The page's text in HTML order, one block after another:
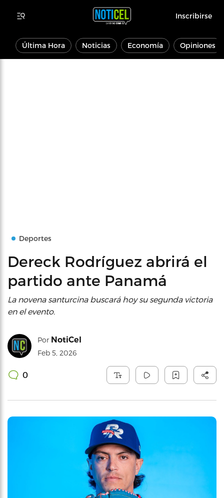
Inscribirse
Última Hora Noticias Economía Opiniones
Deportes
Dereck Rodríguez abrirá el
partido ante Panamá
La novena santurcina buscará hoy su segunda victoria
en el evento.
Por NotiCel
Feb 5, 2026
0